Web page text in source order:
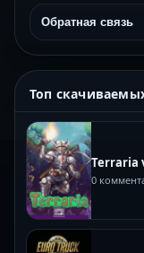
Обратная связь
Топ
Terraria
0